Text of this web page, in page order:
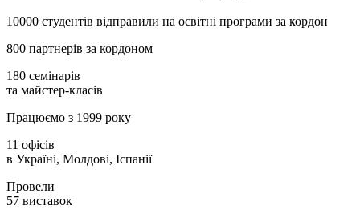
10000 студентів відправили на освітні програми за кордон
800 партнерів за кордоном
180 семінарів
та майстер-класів
Працюємо з 1999 року
11 офісів
в Україні, Молдові, Іспанії
Провели
57 виставок